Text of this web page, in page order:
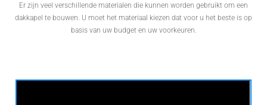
Er zijn veel verschillende materialen die kunnen worden gebruikt om een
dakkapel te bouwen. U moet het materiaal kiezen dat voor u het beste is op
basis van uw budget en uw voorkeuren.